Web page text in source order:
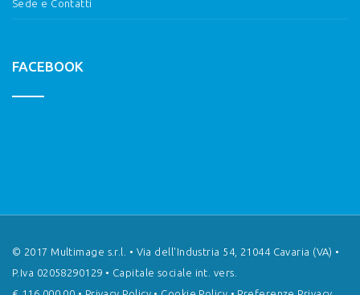
Sede e Contatti
FACEBOOK
© 2017 Multimage s.r.l. • Via dell'Industria 54, 21044 Cavaria (VA) •
P.Iva 02058290129 • Capitale sociale int. vers.